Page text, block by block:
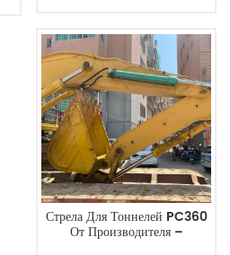
Дноуглубительных И
Строительных Работ.
Стрела Для Тоннелей PC360
От Производителя –